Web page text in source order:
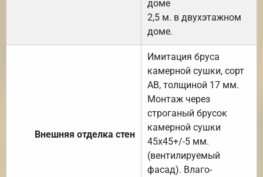
доме
2,5 м. в двухэтажном
доме.
Внешняя отделка стен
Имитация бруса
камерной сушки, сорт
АВ, толщиной 17 мм.
Монтаж через
строганый брусок
камерной сушки
45х45+/-5 мм.
(вентилируемый
фасад). Влаго-